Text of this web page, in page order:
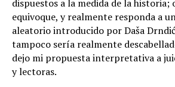
dispuestos a la medida de la historia;
equivoque, y realmente responda a
aleatorio introducido por Daša
tampoco sería realmente
dejo mi propuesta interpretativa a
y lectoras.